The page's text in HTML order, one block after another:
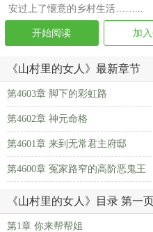
安过上了惬意的乡村生活……...
开始阅读 加
《山村里的女人》最新章节
第4603章 脚下的彩虹路
第4602章 神元命格
第4601章 来到无常君主府邸
第4600章 冤家路窄的高阶恶鬼王
《山村里的女人》目录 第一
第1章 你来帮帮姐